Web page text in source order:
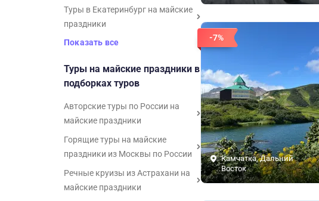
Туры в Екатеринбург на майские
праздники
Показать все
Туры на майские праздники в
подборках туров
Авторские туры по России на
майские праздники
Горящие туры на майские
праздники из Москвы по России
Речные круизы из Астрахани на
майские праздники
-7%
Камчатка, Дальний
Восток